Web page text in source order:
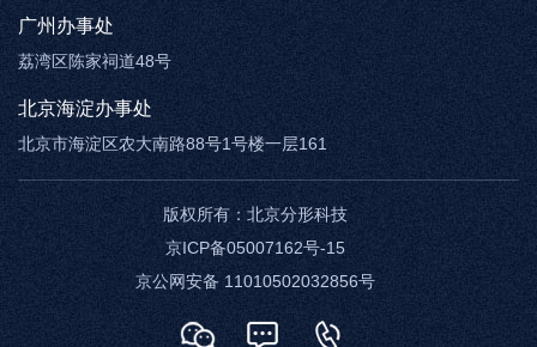
广州办事处
荔湾区陈家祠道48号
北京海淀办事处
北京市海淀区农大南路88号1号楼一层161
版权所有： 北京分形科技
京ICP备05007162号-15
京公网安备 11010502032856号